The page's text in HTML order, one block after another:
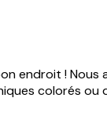
endroit !
colorés